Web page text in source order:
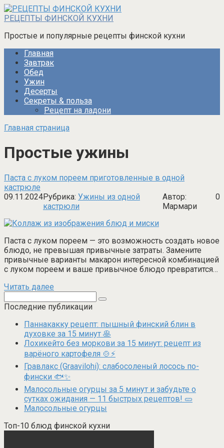
Перейти
к
РЕЦЕПТЫ ФИНСКОЙ КУХНИ
Простые и популярные рецепты финской кухни
Главная
Завтрак
Обед
Ужин
Десерты
Секреты & польза
Рецепт на ладони
Главная страница
Простые ужины
Паста с луком пореем приготовленные в одной
кастрюле
09.11.2024Рубрика: Ужины из одной
кастрюли
Автор:
Мармари
0
Паста с луком пореем — это возможность создать новое
блюдо, не превышая привычные затраты. Замените
привычные варианты макарон интересной комбинацией
с луком пореем и ваше привычное блюдо превратится…
Читать далее
Последние публикации
Паннакакку рецепт: пышный финский блин в
духовке за 15 минут 🥞
Лохикейто без моркови за 15 минут: рецепт из
варёного картофеля 🍲⚡
Гравлакс (Graavilohi): слабосоленый лосось по-
фински 🐟✨
Малосольные огурцы за 5 минут и забудьте о
сутках ожидания — 11 быстрых рецептов! 🥒
Малосольные огурцы
Топ-10 блюд финской кухни